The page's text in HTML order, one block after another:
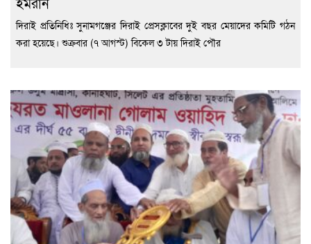
দিরাই প্রতিনিধিঃ সুনামগঞ্জের দিরাই প্রেসক্লাবের দুই বছর মেয়াদের কমিটি গঠন
করা হয়েছে। শুক্রবার (৭ আগস্ট) বিকেল ৩ টায় দিরাই পৌর